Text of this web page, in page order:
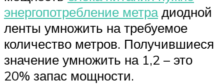
энергопотребление метрадиодной
ленты умножить на требуемое
количество метров. Получившиеся
значение умножить на 1,2 – это
20% запас мощности.